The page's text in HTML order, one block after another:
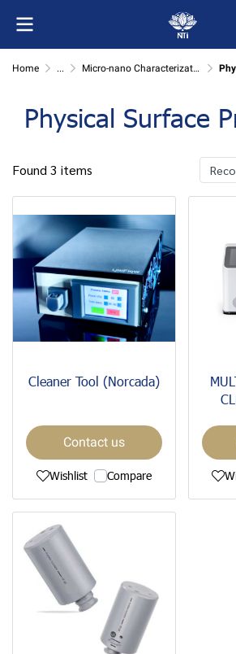
Home ... Micro-nano Characterization
Physical Surface
Found 3 items
Cleaner Tool (Norcada)
Contact us
Wishlist Compare